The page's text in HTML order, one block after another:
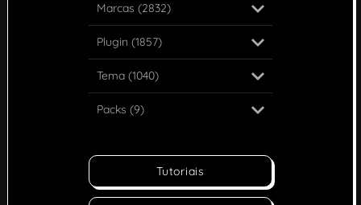
Marcas (2832)
Plugin (1857)
Tema (1040)
Packs (9)
Tutoriais